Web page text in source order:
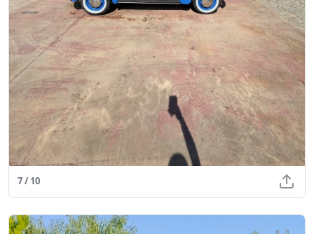
7 / 10